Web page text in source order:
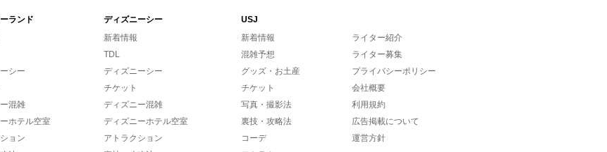
ランド ディズニーシー
USJ
シー
混雑
ホテル空室
ョン
新着情報
TDL
ディズニーシー
チケット
ディズニー混雑
ディズニーホテル空室
アトラクション
新着情報
混雑予想
グッズ・お土産
チケット
写真・撮影法
裏技・攻略法
コーデ
ライター紹介
ライター募集
プライバシーポリシー
会社概要
利用規約
広告掲載について
運営方針